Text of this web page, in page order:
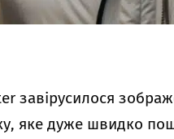
завірусилося
яке дуже швидко